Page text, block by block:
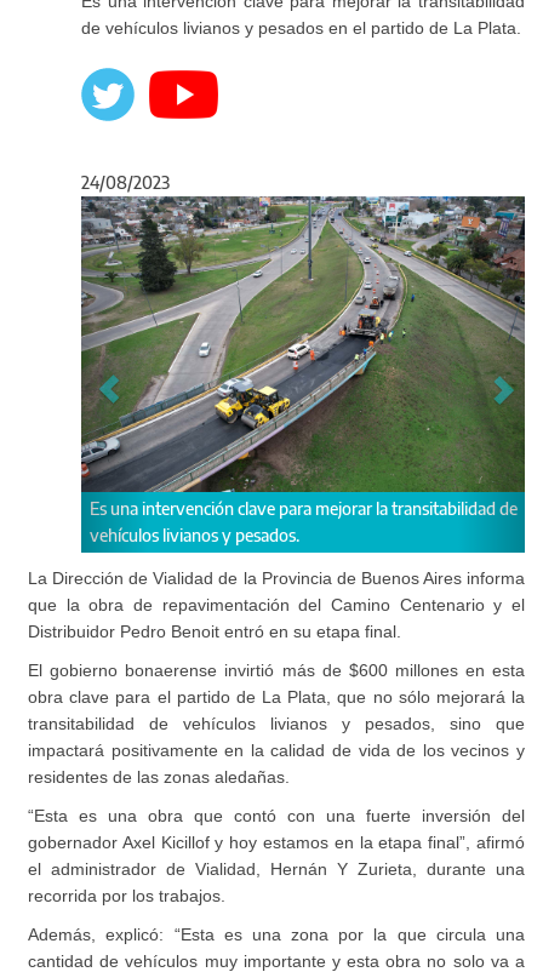
de vehículos livianos y pesados en el partido de La Plata.
24/08/2023
para mejorar la transitabilidad de
El administrador Hernán Y
Anterior
La Dirección de Vialidad de la Provincia de Buenos Aires informa
que la obra de repavimentación del Camino Centenario y el
Distribuidor Pedro Benoit entró en su etapa final.
El gobierno bonaerense invirtió más de $600 millones en esta
obra clave para el partido de La Plata, que no sólo mejorará la
transitabilidad de vehículos livianos y pesados, sino que
impactará positivamente en la calidad de vida de los vecinos y
residentes de las zonas aledañas.
“Esta es una obra que contó con una fuerte inversión del
gobernador Axel Kicillof y hoy estamos en la etapa final”, afirmó
el administrador de Vialidad, Hernán Y Zurieta, durante una
recorrida por los trabajos.
Además, explicó: “Esta es una zona por la que circula una
cantidad de vehículos muy importante y esta obra no solo va a